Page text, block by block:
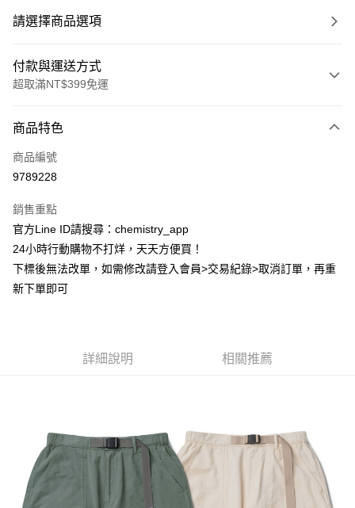
請選擇商品選項
付款與運送方式
超取滿NT$399免運
信用卡一次付款
超商取貨付款
Apple Pay
街口支付
悠遊付
每筆NT$60，滿NT$399(含以上)免運費
7-11取貨付款
每筆NT$60，滿NT$399(含以上)免運費
商品特色
商品編號
9789228
銷售重點
官方Line ID請搜尋：chemistry_app
24小時行動購物不打烊，天天方便買！
下標後無法改單，如需修改請登入會員>交易紀錄>取消訂單，再重
新下單即可
詳細說明 相關推薦